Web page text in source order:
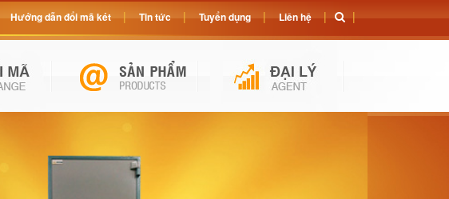
Hướng dẫn đổi mã két Tin tức Tuyển dụng Liên hệ